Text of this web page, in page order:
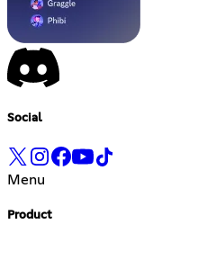
Social
Menu
Product